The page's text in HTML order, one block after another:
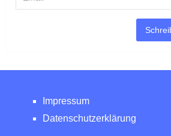
Impressum
Datenschutzerklärung